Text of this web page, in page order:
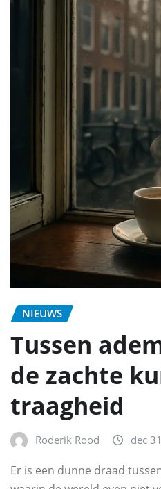
NIEUWS
Tussen
de zachte
traagheid
Roderik Rood dec
Er is een dunne draad